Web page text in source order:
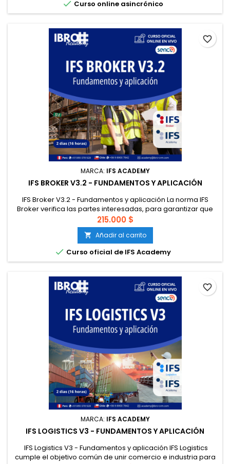
aplicar...
 Curso online asincrónico
MARCA: IFS ACADEMY
IFS BROKER V3.2 - FUNDAMENTOS Y APLICACIÓN
IFS Broker V3.2 - Fundamentos y aplicación La norma IFS
Broker verifica las partes interesadas, para garantizar que
se han implementado las medidas adecuadas al servicio
ofrecido, y que los proveedores operan en consonancia con
los requisitos de calidad y seguridad del producto. Brókeres,
agentes e importadores deben a su vez supervisar el
cumplimiento...
215.000 $
 Añadir al carrito
 Curso oficial de IFS Academy
favorite_border
MARCA: IFS ACADEMY
IFS LOGISTICS V3 - FUNDAMENTOS Y APLICACIÓN
IFS Logistics V3 - Fundamentos y aplicación IFS Logistics
cumple el objetivo común de unir comercio e industria para
favorite_border